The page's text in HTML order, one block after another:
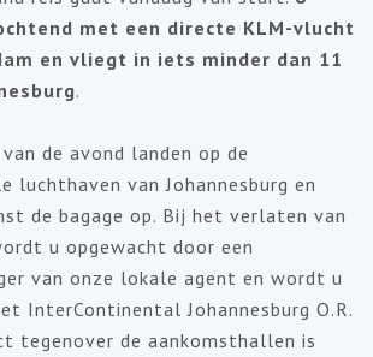
met een directe KLM-vlucht
en vliegt in iets minder dan 11
.
de avond landen op de
luchthaven van Johannesburg en
de bagage op. Bij het verlaten van
u opgewacht door een
van onze lokale agent en wordt u
InterContinental Johannesburg O.R.
tegenover de aankomsthallen is